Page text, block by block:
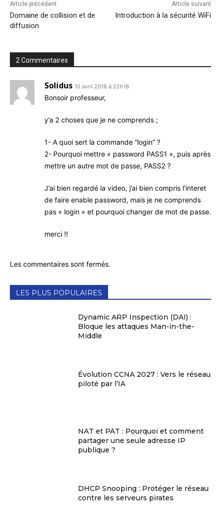
Article précédent
Domaine de collision et de
diffusion
Article suivant
Introduction à la sécurité WiFi
2 Commentaires
Solidus 10 avril 2018 à 22h18
Bon­soir professeur,
y’a 2 choses que je ne comprends ;
1- A quoi sert la com­mande “login” ?
2- Pour­quoi mettre « pass­word PASS1 », puis après
mettre un autre mot de passe, PASS2 ?
J’ai bien regar­dé la video, j’ai bien com­pris l’in­te­ret
de faire enable pass­word, mais je ne com­prends
pas « login » et pour­quoi chan­ger de mot de passe.
mer­ci !!
Les commentaires sont fermés.
LES PLUS POPULAIRES
Dynamic ARP Inspection (DAI) :
Bloque les attaques Man-in-the-
Middle
Évolution CCNA 2027 : Vers le réseau
piloté par l’IA
NAT et PAT : Pourquoi et comment
partager une seule adresse IP
publique ?
DHCP Snooping : Protéger le réseau
contre les serveurs pirates